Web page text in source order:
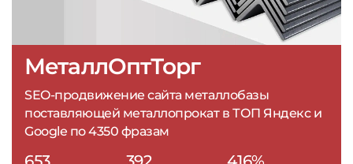
МеталлОптТорг
SEO-продвижение сайта металлобазы
поставляющей металлопрокат в ТОП Яндекс и
Google по 4350 фразам